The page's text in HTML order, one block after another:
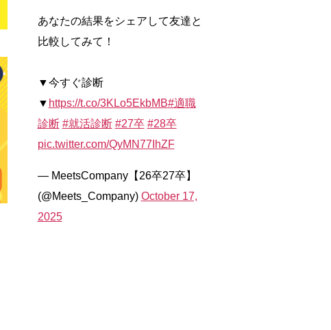
あなたの結果をシェアして友達と
比較してみて！
▼今すぐ診断
▼ https://t.co/3KLo5EkbMB#適職
診断 #就活診断 #27卒 #28卒
pic.twitter.com/QyMN77IhZF
— MeetsCompany【26卒27卒】
(@Meets_Company) October 17,
2025